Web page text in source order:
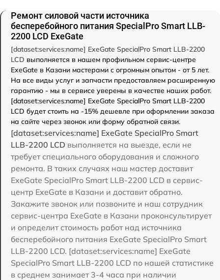
Ремонт силовой части источника
бесперебойного питания SpecialPro Smart LLB-
2200 LCD ExeGate
[dataset:services:name] ExeGate SpecialPro Smart LLB-2200
LCD выполняется в нашем профильном сервис-центре
ExeGate в Казани мастерами с огромным опытом - от 5 лет.
На все виды услуг и запчасти предоставляем расширенную
гарантию - мы в сервисе уверены в качестве наших работ.
[dataset:services:name] ExeGate SpecialPro Smart LLB-2200
LCD будет стоить на -15% дешевле при оформлении заказа
на сайте через звонок или форму обратной связи.
[dataset:services:name] ExeGate SpecialPro Smart
LLB-2200 LCD выполняется на выезде, если не
требует специального оборудования и сложного
ремонта. В таких случаях наш мастер доставит
ExeGate SpecialPro Smart LLB-2200 LCD в сервис-
центр ExeGate в Казани и доставит обратно.
Закажите звонок или позвоните и наш сотрудник
сервис-центра ExeGate в Казани проконсультирует
и определит стоимость работ над источника
бесперебойного питания ExeGate SpecialPro Smart
LLB-2200 LCD. [dataset:services:name] ExeGate
SpecialPro Smart LLB-2200 LCD по нашей статистике
в среднем занимает 3-4 часа при наличии